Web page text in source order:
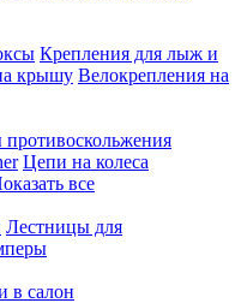
Крепления для лыж и
крышу Велокрепления на
противоскольжения
Цепи на колеса
все
Лестницы для
в салон